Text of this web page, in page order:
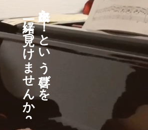
た
！
と
い
う
び
を
に
つ
け
ま
せ
ん
か
？